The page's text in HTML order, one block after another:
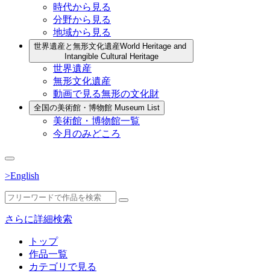
時代から見る
分野から見る
地域から見る
世界遺産と無形文化遺産World Heritage and
Intangible Cultural Heritage
世界遺産
無形文化遺産
動画で見る無形の文化財
全国の美術館・博物館 Museum List
美術館・博物館一覧
今月のみどころ
>English
さらに詳細検索
トップ
作品一覧
カテゴリで見る